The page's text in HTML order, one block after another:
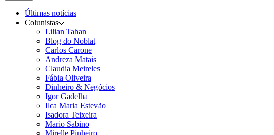
Últimas notícias
Colunistas
Lilian Tahan
Blog do Noblat
Carlos Carone
Andreza Matais
Claudia Meireles
Fábia Oliveira
Dinheiro & Negócios
Igor Gadelha
Ilca Maria Estevão
Isadora Teixeira
Mario Sabino